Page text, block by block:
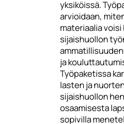
yksiköissä.
arvioidaan,
materiaalia
sijaishuollon
ja
Työpaketissa
lasten ja
sijaishuollon
osaamisesta
sopivilla